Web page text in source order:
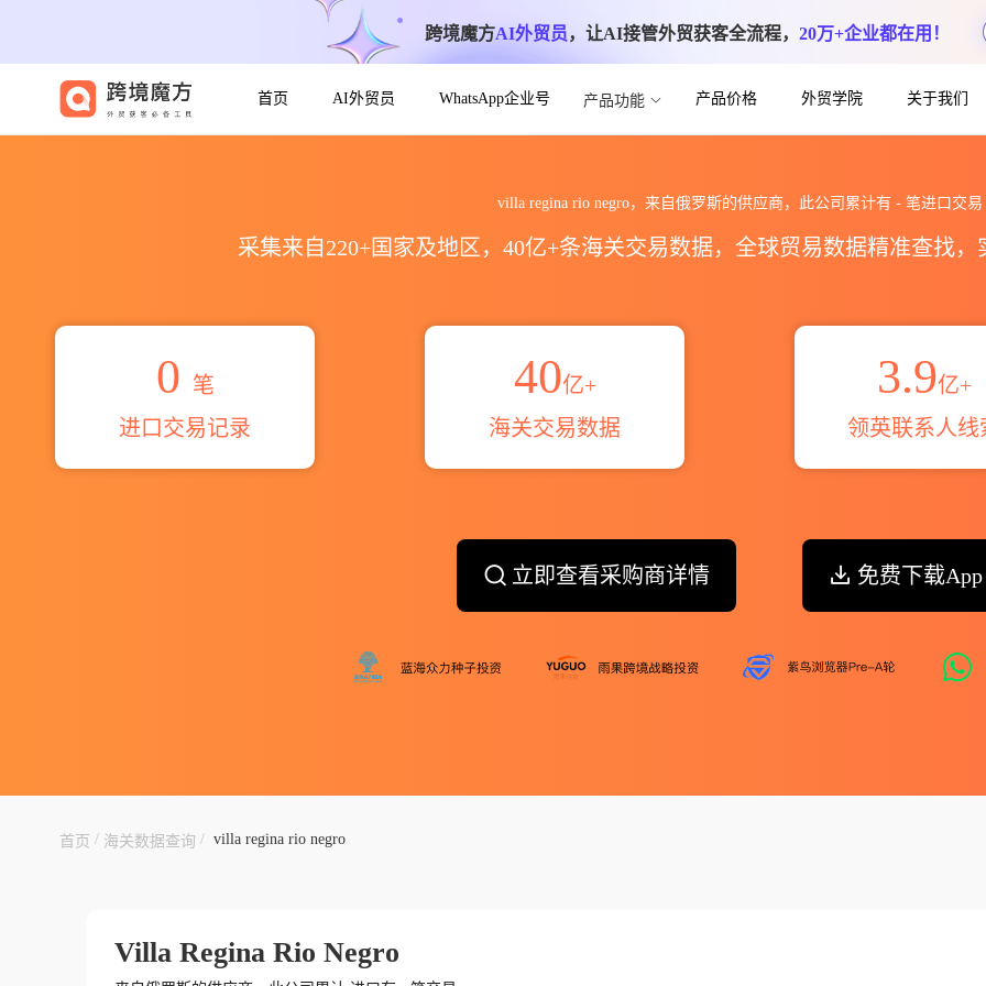
跨境魔方AI外贸员，让AI接管外贸获客全流程， 20万+企业都在用！
首页 AI外贸员 WhatsApp企业号 产品功能 产品价格 外贸学院 关于我们
villa regina rio negro，来自俄罗斯的供应商，此公司累计有 -笔进口交易
采集来自220+国家及地区，40亿+条海关交易数据，全球贸易数据精准查找
0 笔
进口交易记录
40亿+
海关交易数据
3.9亿+
领英联系人线
立即查看采购商详情 免费下载App
首页 / 海关数据查询 / villa regina rio negro
Villa Regina Rio Negro